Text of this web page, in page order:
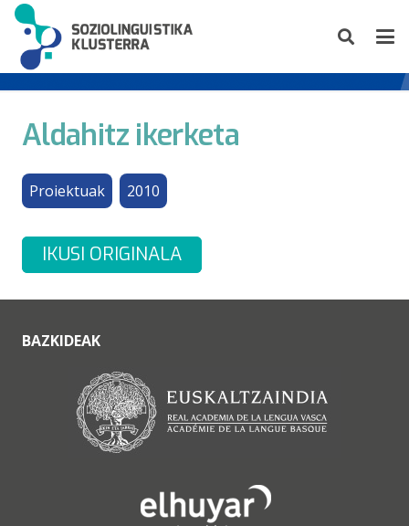
Aldahitz ikerketa
Proiektuak 2010
IKUSI ORIGINALA
BAZKIDEAK